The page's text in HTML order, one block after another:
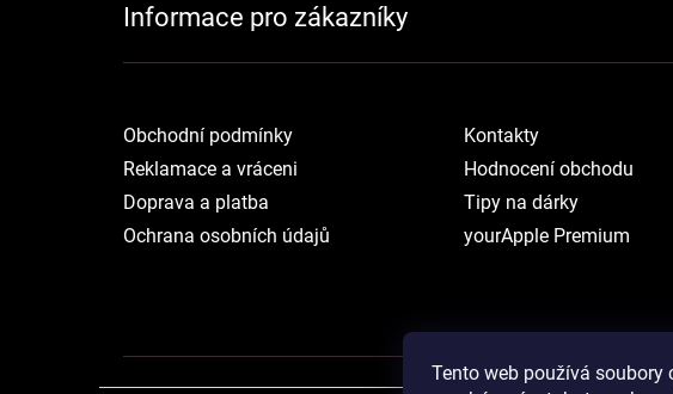
Tento web používá soubory
Informace pro zákazníky
Obchodní podmínky
Reklamace a vráceni
Doprava a platba
Ochrana osobních údajů
Kontakty
Hodnocení obchodu
Tipy na dárky
yourApple Premium